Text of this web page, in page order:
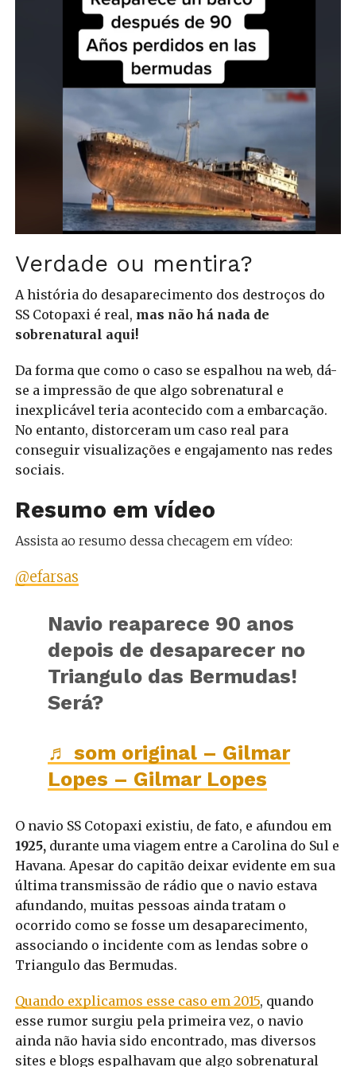
Verdade ou mentira?
A história do desaparecimento dos destroços do
SS Cotopaxi é real, mas não há nada de
sobrenatural aqui!
Da forma que como o caso se espalhou na web, dá-
se a impressão de que algo sobrenatural e
inexplicável teria acontecido com a embarcação.
No entanto, distorceram um caso real para
conseguir visualizações e engajamento nas redes
sociais.
Resumo em vídeo
Assista ao resumo dessa checagem em vídeo:
@efarsas
Navio reaparece 90 anos
depois de desaparecer no
Triangulo das Bermudas!
Será?
♬ som original – Gilmar
Lopes – Gilmar Lopes
O navio SS Cotopaxi existiu, de fato, e afundou em
1925,durante uma viagem entre a Carolina do Sul e
Havana. Apesar do capitão deixar evidente em sua
última transmissão de rádio que o navio estava
afundando, muitas pessoas ainda tratam o
ocorrido como se fosse um desaparecimento,
associando o incidente com as lendas sobre o
Triangulo das Bermudas.
Quando explicamos esse caso em 2015, quando
esse rumor surgiu pela primeira vez, o navio
ainda não havia sido encontrado, mas diversos
sites e blogs espalhavam que algo sobrenatural